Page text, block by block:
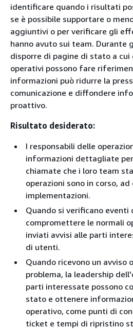
identificare quando i risultati
se è possibile supportare o
aggiuntivi o per verificare gli
hanno avuto sui team. Durante
disporre di pagine di stato a
operativi possono fare
informazioni può ridurre la
comunicazione e diffondere
proattivo.
Risultato desiderato:
I responsabili delle
informazioni dettagliate
chiamate che i loro team
operazioni sono in corso, ad
implementazioni.
Quando si verificano eventi
compromettere le normali
inviati avvisi alle parti
di utenti.
Quando ricevono un avviso
problema, la leadership
parti interessate possono
stato e ottenere
operativo, come punti di
ticket e tempi di ripristino